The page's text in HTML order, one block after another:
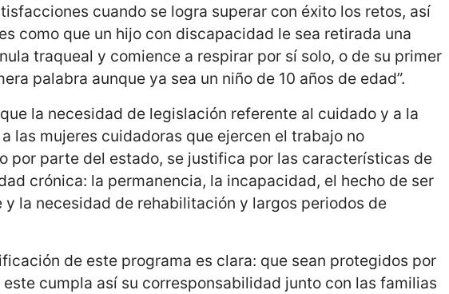
cuando se logra superar con éxito los retos, así
como que un hijo con discapacidad le sea retirada una
traqueal y comience a respirar por sí solo, o de su primer
palabra aunque ya sea un niño de 10 años de edad”.
la necesidad de legislación referente al cuidado y a la
las mujeres cuidadoras que ejercen el trabajo no
por parte del estado, se justifica por las características de
crónica: la permanencia, la incapacidad, el hecho de ser
y la necesidad de rehabilitación y largos periodos de
de este programa es clara: que sean protegidos por
este cumpla así su corresponsabilidad junto con las familias